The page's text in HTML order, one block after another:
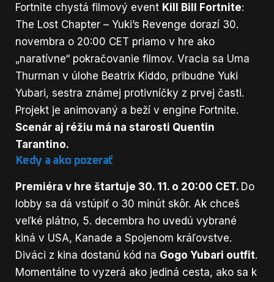
Fortnite chystá filmový event Kill Bill Fortnite:
The Lost Chapter – Yuki’s Revenge dorazí 30.
novembra o 20:00 CET priamo v hre ako
„naratívne“ pokračovanie filmov. Vracia sa Uma
Thurman v úlohe Beatrix Kiddo, pribudne Yuki
Yubari, sestra známej protivníčky z prvej časti.
Projekt je animovaný a beží v engine Fortnite.
Scenár aj réžiu má na starosti Quentin
Tarantino.
Kedy a ako pozerať
Premiéra v hre štartuje 30. 11. o 20:00 CET. Do
lobby sa dá vstúpiť o 30 minút skôr. Ak chceš
veľké plátno, 5. decembra ho uvedú vybrané
kiná v USA, Kanade a Spojenom kráľovstve.
Diváci z kina dostanú kód na Gogo Yubari outfit.
Momentálne to vyzerá ako jediná cesta, ako sa k